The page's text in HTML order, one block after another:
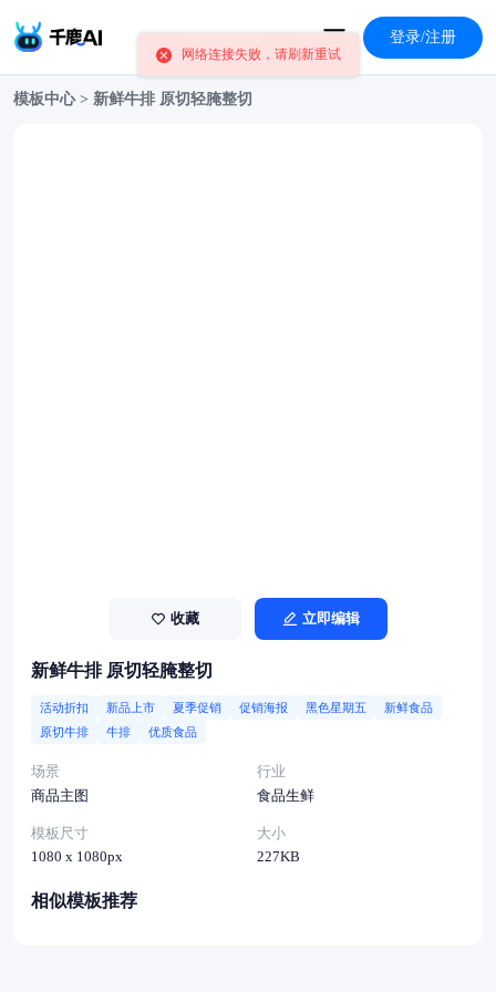
登录/注册
模板中心> 新鲜牛排 原切轻腌整切
收藏 立即编辑
新鲜牛排 原切轻腌整切
活动折扣 新品上市 夏季促销 促销海报 黑色星期五
新鲜食品
原切牛排
牛排 优质食品
场景
商品主图
行业
食品生鲜
模板尺寸
1080 x 1080px
大小
227KB
相似模板推荐
网络连接失败，请刷新重试